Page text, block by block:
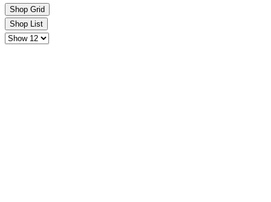
Shop Grid
Shop List